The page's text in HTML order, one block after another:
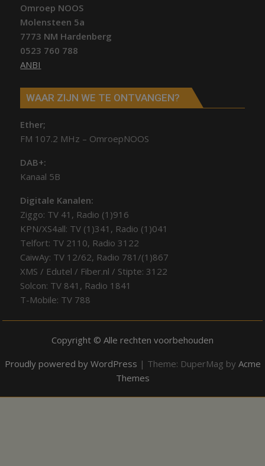
Omroep NOOS
Molensteen 5a
7773 NM Hardenberg
0523 760 788
ANBI
WAAR ZIJN WE TE ONTVANGEN?
Ether;
FM 107.2 MHz – OmroepNOOS
DAB+:
Kanaal 5B
Digitale Kanalen:
Ziggo: TV 41, Radio (1)916
KPN/XS4all: TV (1)341, Radio (1)041
Telfort: TV 2110, Radio 3122
CaiwAy: TV 12/62, Radio 781/(1)867
XMS / Edutel / Fiber.nl / Stipte: 3122
Solcon: TV 841, Radio 1841
T-Mobile: TV 788
Copyright © Alle rechten voorbehouden
Proudly powered by WordPress | Theme: DuperMag by Acme
Themes